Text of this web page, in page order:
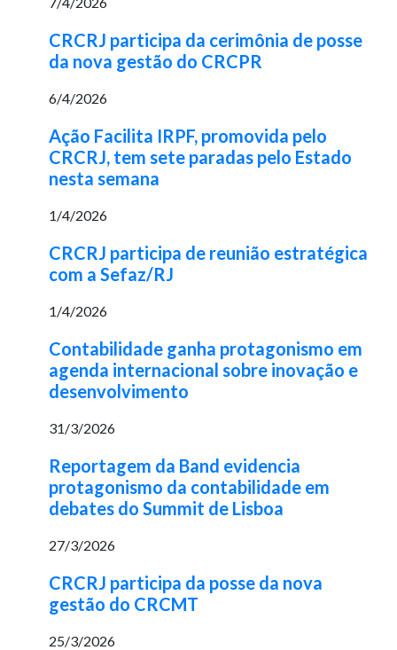
CRCRJ participa da cerimônia de posse
da nova gestão do CRCPR
6/4/2026
Ação Facilita IRPF, promovida pelo
CRCRJ, tem sete paradas pelo Estado
nesta semana
1/4/2026
CRCRJ participa de reunião estratégica
com a Sefaz/RJ
1/4/2026
Contabilidade ganha protagonismo em
agenda internacional sobre inovação e
desenvolvimento
31/3/2026
Reportagem da Band evidencia
protagonismo da contabilidade em
debates do Summit de Lisboa
27/3/2026
CRCRJ participa da posse da nova
gestão do CRCMT
25/3/2026